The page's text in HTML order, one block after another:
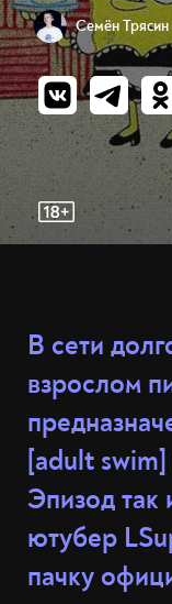
Семён Трясин
В сети
взрослом
[adult
Эпизод так
ютубер
пачку